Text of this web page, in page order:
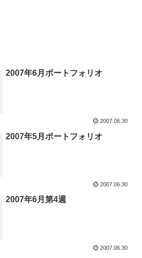
2007年6月ポートフォリオ
2007.06.30
2007年5月ポートフォリオ
2007.06.30
2007年6月第4週
2007.06.30